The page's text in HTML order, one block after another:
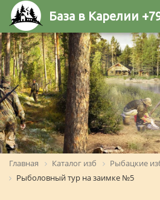
База в Карелии
Главная Каталог изб
Рыбацкие
Рыболовный тур на заимке №5